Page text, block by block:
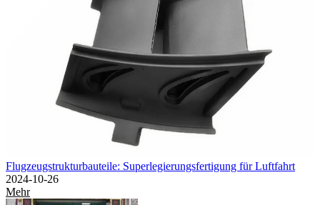
Flugzeugstrukturbauteile: Superlegierungsfertigung für Luftfahrt
2024-10-26
Mehr